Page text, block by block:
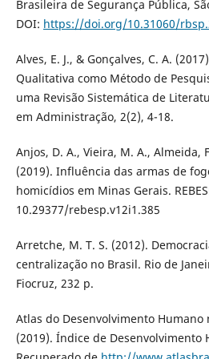
Brasileira de Segurança Pública,
DOI: https://doi.org/10.31060/
Alves, E. J., & Gonçalves, C. A.
Qualitativa como Método de
uma Revisão Sistemática de
em Administração, 2(2), 4-18.
Anjos, D. A., Vieira, M. A., Almeida,
(2019). Influência das armas de
homicídios em Minas Gerais.
10.29377/rebesp.v12i1.385
Arretche, M. T. S. (2012).
centralização no Brasil. Rio de
Fiocruz, 232 p.
Atlas do Desenvolvimento Humano
(2019). Índice de Desenvolvimento